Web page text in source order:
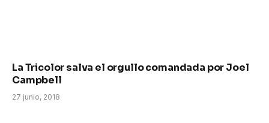
La Tricolor salva el orgullo comandada por Joel
Campbell
27 junio, 2018